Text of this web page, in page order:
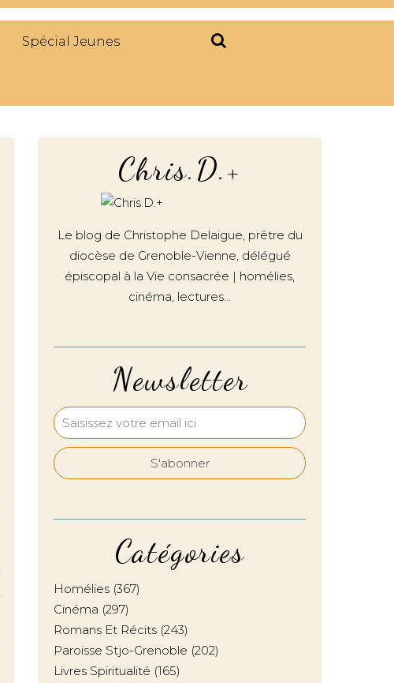
Spécial Jeunes
Newsletter
Catégories
Homélies (367)
Cinéma (297)
Romans Et Récits (243)
Paroisse Stjo-Grenoble (202)
Livres Spiritualité (165)
Chris.D.+
Le blog de Christophe Delaigue, prêtre du
diocèse de Grenoble-Vienne, délégué
épiscopal à la Vie consacrée | homélies,
cinéma, lectures…